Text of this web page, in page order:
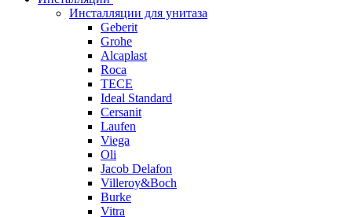
Инсталляции для унитаза
Geberit
Grohe
Alcaplast
Roca
TECE
Ideal Standard
Cersanit
Laufen
Viega
Oli
Jacob Delafon
Villeroy&Boch
Burke
Vitra